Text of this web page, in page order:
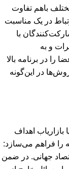
باهم تفاوت
در یک مناسبت
با
و به
در برنامه بالا
در این‌گونه
بازاریاب اهداف
را فراهم می‌سازد:
جهانی. در ضمن